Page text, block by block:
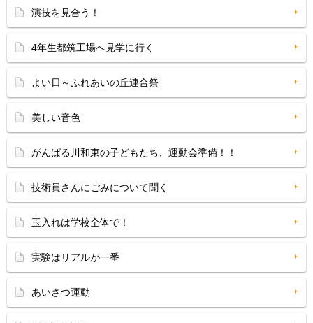
演技を見合う！
4年生都筑工場へ見学に行く
よい日～ふれあいの丘連合祭
美しい音色
がんばる川和東の子どもたち、運動会準備！！
技術員さんにごみについて聞く
玉入れは学校全体で！
実験はリアルが一番
あいさつ運動